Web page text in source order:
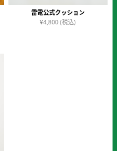
雷電公式クッション
¥4,800(税込)